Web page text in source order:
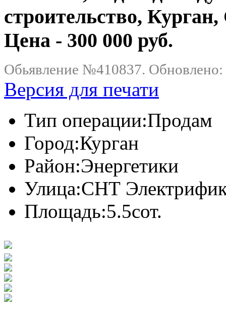
строительство,
Цена - 300 000 руб.
Обьявление №410837.
Версия для печати
Тип операции:Продам
Город:Курган
Район:Энергетики
Улица:СНТ
Площадь:5.5сот.